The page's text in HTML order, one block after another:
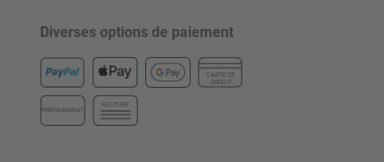
Diverses options de paiement
CARTE DE
CRÉDIT
PRÉPAIEMENT
FACTURE